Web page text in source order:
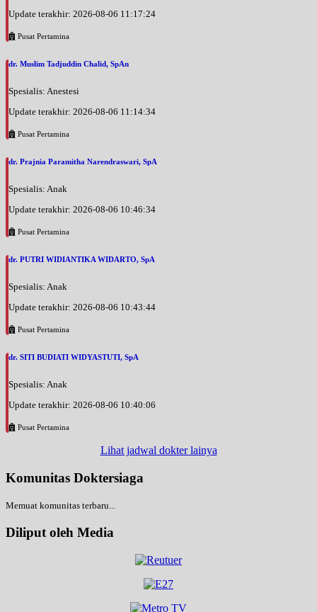
Update terakhir: 2026-08-06 11:17:24
Pusat Pertamina
dr. Muslim Tadjuddin Chalid, SpAn
Spesialis: Anestesi
Update terakhir: 2026-08-06 11:14:34
Pusat Pertamina
dr. Prajnia Paramitha Narendraswari, SpA
Spesialis: Anak
Update terakhir: 2026-08-06 10:46:34
Pusat Pertamina
dr. PUTRI WIDIANTIKA WIDARTO, SpA
Spesialis: Anak
Update terakhir: 2026-08-06 10:43:44
Pusat Pertamina
dr. SITI BUDIATI WIDYASTUTI, SpA
Spesialis: Anak
Update terakhir: 2026-08-06 10:40:06
Pusat Pertamina
Lihat jadwal dokter lainya
Komunitas Doktersiaga
Memuat komunitas terbaru...
Diliput oleh Media